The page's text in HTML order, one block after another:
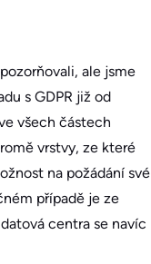
ale jsme
s GDPR již od
všech částech
vrstvy, ze které
na požádání své
případě je ze
centra se navíc